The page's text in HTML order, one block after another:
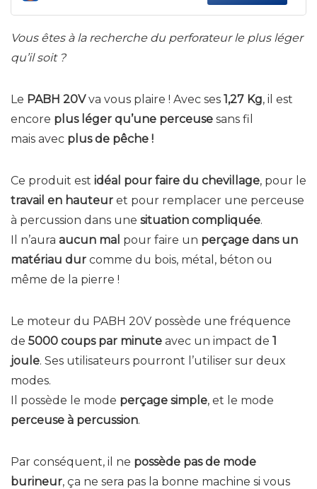
Vous êtes à la recherche du perforateur le plus léger
qu’il soit ?
Le PABH 20Vva vous plaire ! Avec ses 1,27 Kg, il est
encore plus léger qu’une perceuse sans fil
mais avec plus de pêche !
Ce produit est idéal pour faire du chevillage, pour le
travail en hauteur et pour remplacer une perceuse
à percussion dans une situation compliquée.
Il n’aura aucun mal pour faire un perçage dans un
matériau dur comme du bois, métal, béton ou
même de la pierre !
Le moteur du PABH 20V possède une fréquence
de 5000 coups par minute avec un impact de 1
joule. Ses utilisateurs pourront l’utiliser sur deux
modes.
Il possède le mode perçage simple, et le mode
perceuse à percussion.
Par conséquent, il ne possède pas de mode
burineur, ça ne sera pas la bonne machine si vous